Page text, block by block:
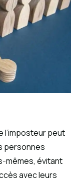
l’imposteur peut
personnes
mêmes, évitant
avec leurs